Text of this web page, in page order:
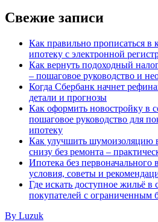
Свежие записи
Как правильно прописаться в
ипотеку с электронной
Как вернуть подоходный
– пошаговое руководство и
Когда Сбербанк начнет
детали и прогнозы
Как оформить новостройку в
пошаговое руководство для
ипотеку
Как улучшить шумоизоляцию
снизу без ремонта –
Ипотека без первоначального
условия, советы и
Где искать доступное жильё в
покупателей с ограниченным
By Luzuk